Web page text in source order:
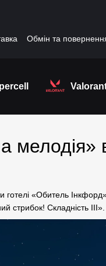
Обмін та
мелодія»
«Обитель
стрибок! Складність ІІІ».